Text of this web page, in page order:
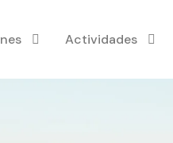
Actividades